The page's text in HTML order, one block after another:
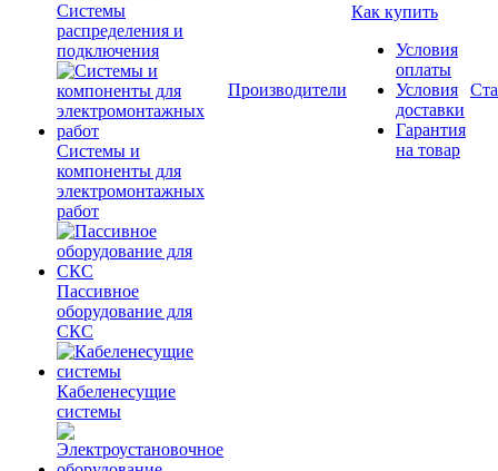
Системы
распределения и
подключения
Системы и
компоненты для
электромонтажных
работ
Пассивное
оборудование для
СКС
Кабеленесущие
системы
Производители
Как купить
Условия
оплаты
Условия
доставки
Гарантия
на товар